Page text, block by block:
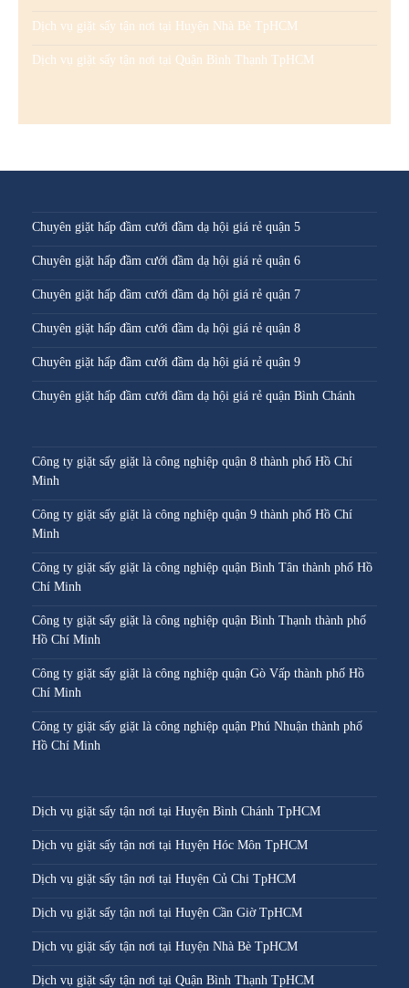
Dịch vụ giặt sấy tận nơi tại Huyện Nhà Bè TpHCM
Dịch vụ giặt sấy tận nơi tại Quận Bình Thạnh TpHCM
Chuyên giặt hấp đầm cưới đầm dạ hội giá rẻ quận 5
Chuyên giặt hấp đầm cưới đầm dạ hội giá rẻ quận 6
Chuyên giặt hấp đầm cưới đầm dạ hội giá rẻ quận 7
Chuyên giặt hấp đầm cưới đầm dạ hội giá rẻ quận 8
Chuyên giặt hấp đầm cưới đầm dạ hội giá rẻ quận 9
Chuyên giặt hấp đầm cưới đầm dạ hội giá rẻ quận Bình Chánh
Công ty giặt sấy giặt là công nghiệp quận 8 thành phố Hồ Chí
Minh
Công ty giặt sấy giặt là công nghiệp quận 9 thành phố Hồ Chí
Minh
Công ty giặt sấy giặt là công nghiệp quận Bình Tân thành phố Hồ
Chí Minh
Công ty giặt sấy giặt là công nghiệp quận Bình Thạnh thành phố
Hồ Chí Minh
Công ty giặt sấy giặt là công nghiệp quận Gò Vấp thành phố Hồ
Chí Minh
Công ty giặt sấy giặt là công nghiệp quận Phú Nhuận thành phố
Hồ Chí Minh
Dịch vụ giặt sấy tận nơi tại Huyện Bình Chánh TpHCM
Dịch vụ giặt sấy tận nơi tại Huyện Hóc Môn TpHCM
Dịch vụ giặt sấy tận nơi tại Huyện Củ Chi TpHCM
Dịch vụ giặt sấy tận nơi tại Huyện Cần Giờ TpHCM
Dịch vụ giặt sấy tận nơi tại Huyện Nhà Bè TpHCM
Dịch vụ giặt sấy tận nơi tại Quận Bình Thạnh TpHCM